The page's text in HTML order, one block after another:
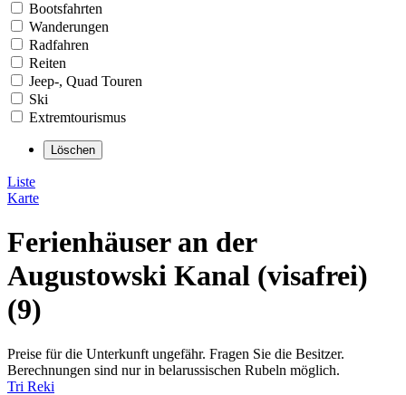
Bootsfahrten
Wanderungen
Radfahren
Reiten
Jeep-, Quad Touren
Ski
Extremtourismus
Liste
Karte
Ferienhäuser an der
Augustowski Kanal (visafrei)
(9)
Preise für die Unterkunft ungefähr. Fragen Sie die Besitzer.
Berechnungen sind nur in belarussischen Rubeln möglich.
Tri Reki